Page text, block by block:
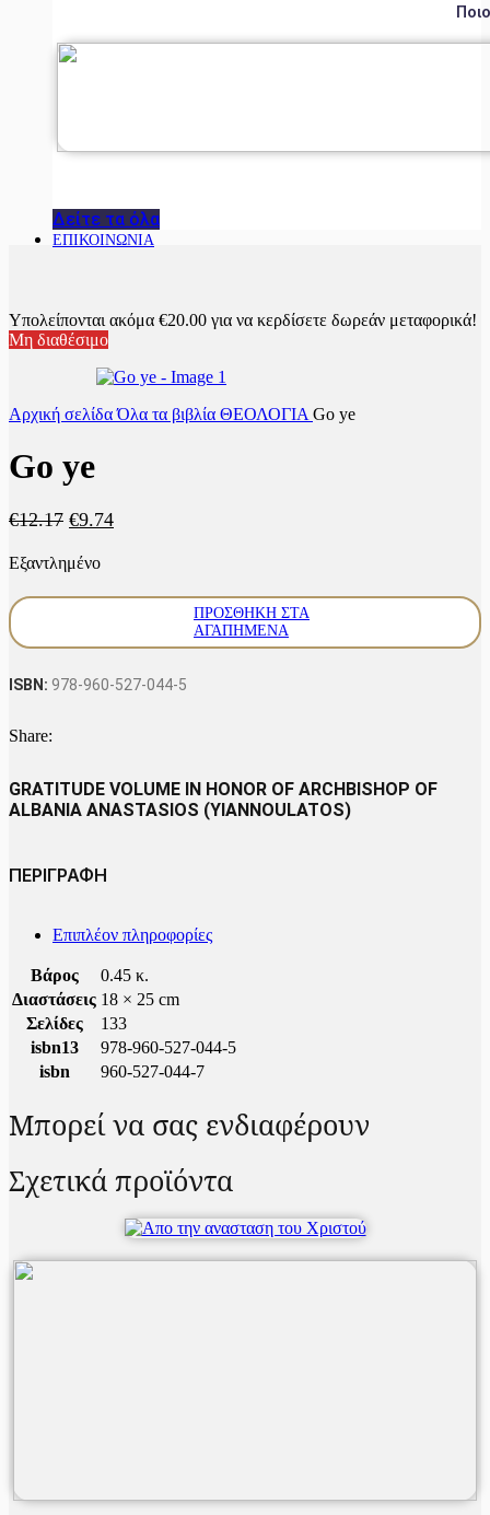
Δείτε τα όλα
ΕΠΙΚΟΙΝΩΝΙΑ
Υπολείπονται ακόμα €20.00 για να κερδίσετε δωρεάν μεταφορικά!
Μη διαθέσιμο
Αρχική σελίδαΌλα τα βιβλία ΘΕΟΛΟΓΙΑ Go ye
Go ye
€12.17 Original
was:
€9.74Η
Εξαντλημένο
ΠΡΟΣΘΉΚΗ ΣΤΑ
ΑΓΑΠΗΜΈΝΑ
ISBN: 978-960-527-044-5
Share:
GRATITUDE VOLUME IN HONOR OF ARCHBISHOP OF
ALBANIA ANASTASIOS (YIANNOULATOS)
ΠΕΡΙΓΡΑΦΗ
Επιπλέον πληροφορίες
Βάρος
0.45 κ.
Διαστάσεις 18 × 25 cm
Σελίδες
133
isbn13
978-960-527-044-5
isbn
960-527-044-7
Μπορεί να σας ενδιαφέρουν
Σχετικά προϊόντα